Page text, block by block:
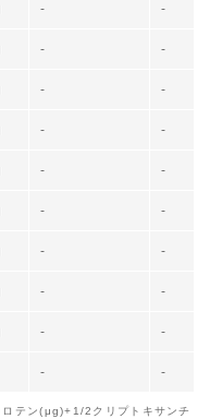
- -
- -
- -
- -
- -
- -
- -
- -
- -
- -
テン(μg)+1/2クリプトキサンチ